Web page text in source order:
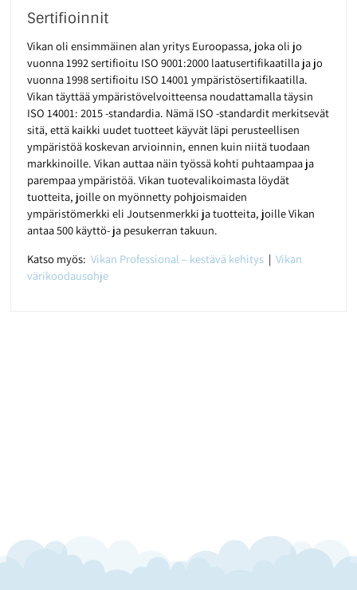
Sertifioinnit
Vikan oli ensimmäinen alan yritys Euroopassa, joka oli jo
vuonna 1992 sertifioitu ISO 9001:2000 laatusertifikaatilla ja jo
vuonna 1998 sertifioitu ISO 14001 ympäristösertifikaatilla.
Vikan täyttää ympäristövelvoitteensa noudattamalla täysin
ISO 14001: 2015 -standardia. Nämä ISO -standardit merkitsevät
sitä, että kaikki uudet tuotteet käyvät läpi perusteellisen
ympäristöä koskevan arvioinnin, ennen kuin niitä tuodaan
markkinoille. Vikan auttaa näin työssä kohti puhtaampaa ja
parempaa ympäristöä. Vikan tuotevalikoimasta löydät
tuotteita, joille on myönnetty pohjoismaiden
ympäristömerkki eli Joutsenmerkki ja tuotteita, joille Vikan
antaa 500 käyttö- ja pesukerran takuun.
Katso myös:Vikan Professional – kestävä kehitys | Vikan
värikoodausohje